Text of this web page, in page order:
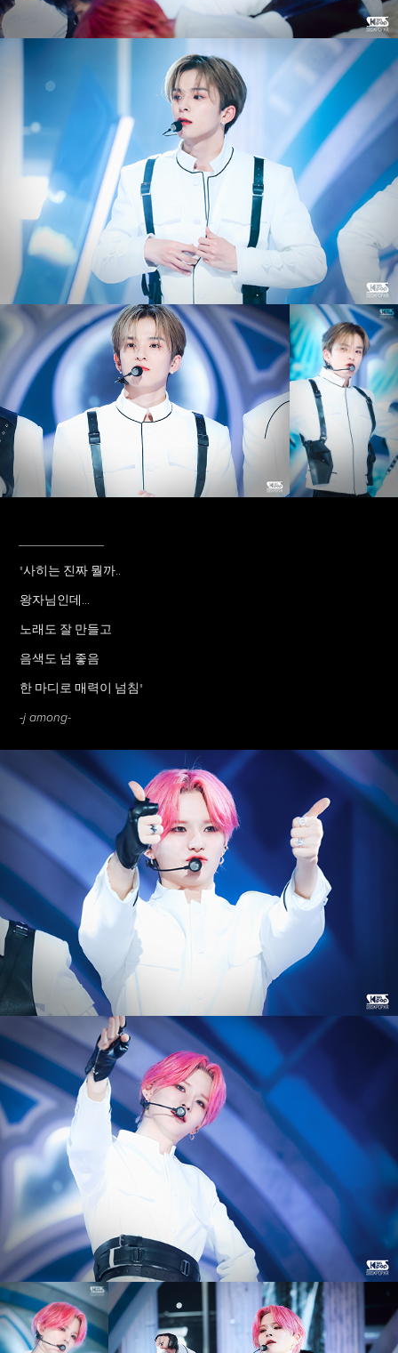
____________
"사히는 진짜 뭘까..
왕자님인데...
노래도 잘 만들고
음색도 넘 좋음
한 마디로 매력이 넘침"
-j among-